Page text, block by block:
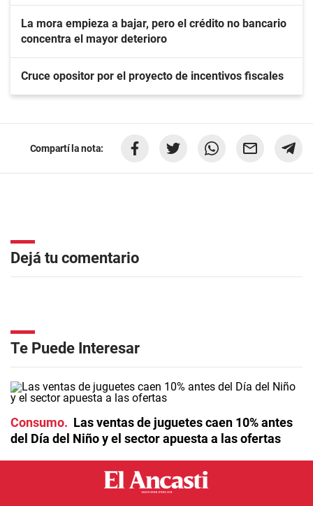
La mora empieza a bajar, pero el crédito no bancario
concentra el mayor deterioro
Cruce opositor por el proyecto de incentivos fiscales
Compartí la nota:
Dejá tu comentario
Te Puede Interesar
Consumo
Las ventas de juguetes caen 10% antes
del Día del Niño y el sector apuesta a las ofertas